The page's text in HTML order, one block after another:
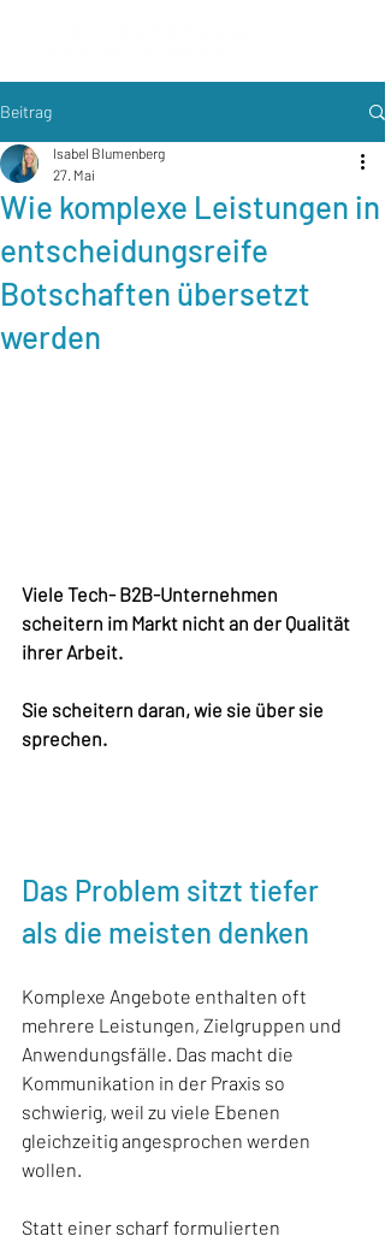
Beitrag
Wie komplexe Leistungen in
entscheidungsreife
Botschaften übersetzt
werden
Isabel Blumenberg
27. Mai
Viele Tech- B2B-Unternehmen
scheitern im Markt nicht an der Qualität
ihrer Arbeit.
Sie scheitern daran, wie sie über sie
sprechen.
Das Problem sitzt tiefer
als die meisten denken
Komplexe Angebote enthalten oft
mehrere Leistungen, Zielgruppen und
Anwendungsfälle. Das macht die
Kommunikation in der Praxis so
schwierig, weil zu viele Ebenen
gleichzeitig angesprochen werden
wollen.
Statt einer scharf formulierten